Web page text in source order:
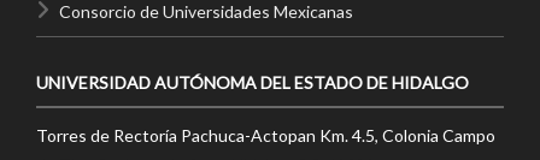
Consorcio de Universidades Mexicanas
UNIVERSIDAD AUTÓNOMA DEL ESTADO DE HIDALGO
Torres de Rectoría Pachuca-Actopan Km. 4.5, Colonia Campo